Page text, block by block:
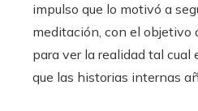
impulso que lo motivó a
meditación, con el objetivo
para ver la realidad tal cual
que las historias internas